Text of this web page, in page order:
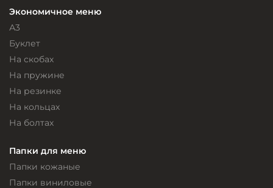
Экономичное меню
А3
Буклет
На скобах
На пружине
На резинке
На кольцах
На болтах
Папки для меню
Папки кожаные
Папки виниловые